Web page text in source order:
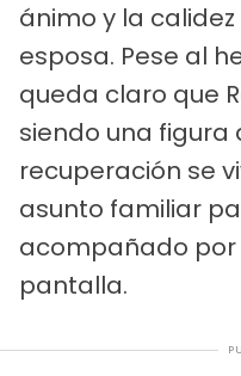
ánimo y la
esposa. Pese al
queda claro que
siendo una figura
recuperación se
asunto familiar
acompañado por
pantalla.